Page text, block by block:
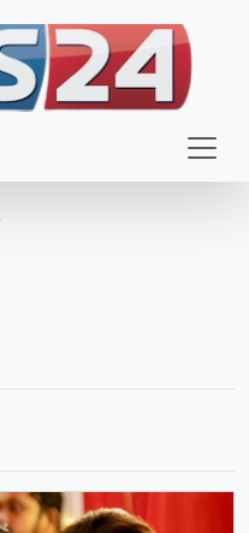
তৃষার